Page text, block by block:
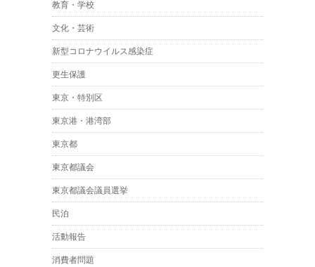
教育・学校
文化・芸術
新型コロナウイルス感染症
更生保護
東京・特別区
東京港・港湾部
東京都
東京都議会
東京都議会議員選挙
民泊
活動報告
消費者問題